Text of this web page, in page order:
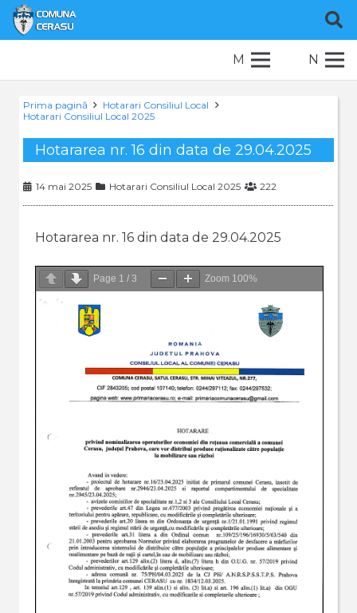
M N
Prima pagină
Hotarari Consiliul Local
Hotarari Consiliul Local 2025
Hotararea nr. 16 din data de 29.04.2025
14 mai 2025 Hotarari Consiliul Local 2025 222
Hotararea nr. 16 din data de 29.04.2025
Page 1 / 3 Zoom 100%